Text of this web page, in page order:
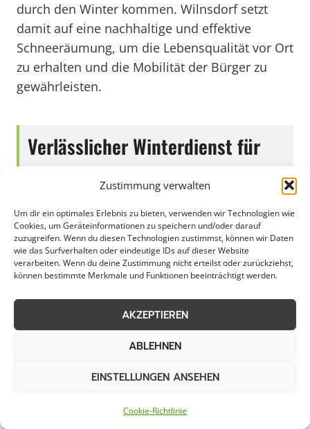
Zustimmung verwalten
Um dir ein optimales Erlebnis zu bieten, verwenden wir Technologien wie
Cookies, um Geräteinformationen zu speichern und/oder darauf
zuzugreifen. Wenn du diesen Technologien zustimmst, können wir Daten
wie das Surfverhalten oder eindeutige IDs auf dieser Website
verarbeiten. Wenn du deine Zustimmung nicht erteilst oder zurückziehst,
können bestimmte Merkmale und Funktionen beeinträchtigt werden.
AKZEPTIEREN
ABLEHNEN
EINSTELLUNGEN ANSEHEN
Cookie-Richtlinie
durch den Winter kommen. Wilnsdorf setzt
damit auf eine nachhaltige und effektive
Schneeräumung, um die Lebensqualität vor Ort
zu erhalten und die Mobilität der Bürger zu
gewährleisten.
Verlässlicher Winterdienst für
Industrie und Privatkunden in
Wilnsdorf
In Wilnsdorf ist der Schneeabtransport eine
wichtige Aufgabe, die sowohl von
Gewerbebetrieben als auch von Kommunen
und privaten Haushalten bewältigt werden
muss. Mit dem Einsetzen der kalten Jahreszeit
Schneeentsorgung in den Fokus. Das
in Wilnsdorf erfordern eine gut durchdachte